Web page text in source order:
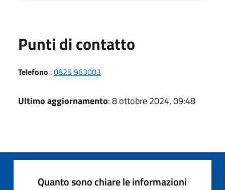
Punti di contatto
Telefono :0825 963003
Ultimo aggiornamento: 8 ottobre 2024, 09:48
Quanto sono chiare le informazioni